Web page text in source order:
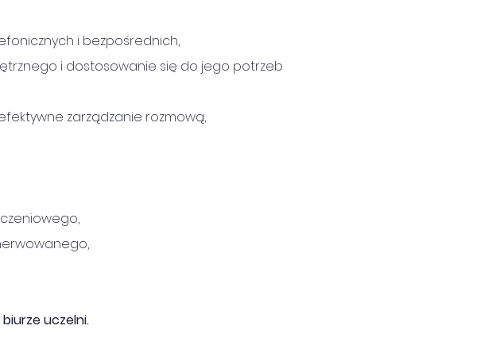
i bezpośrednich,
i dostosowanie się do jego potrzeb
zarządzanie rozmową,
uczelni.